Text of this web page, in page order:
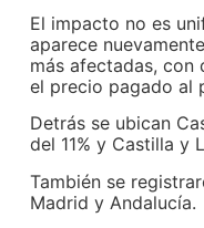
El impacto no es
aparece
más afectadas, con
el precio pagado al
Detrás se ubican
del 11% y Castilla y
También se
Madrid y Andalucía.